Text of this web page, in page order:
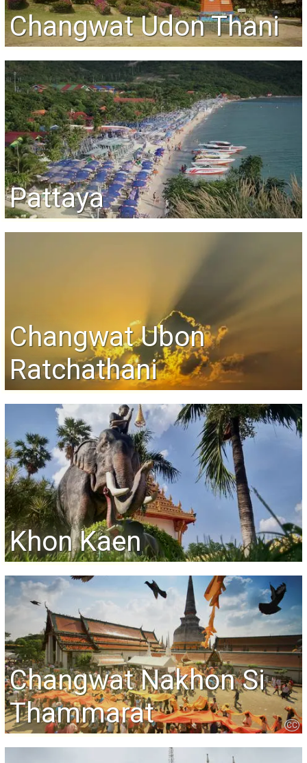
Changwat Udon Thani
Pattaya
Changwat Ubon
Ratchathani
Khon Kaen
Changwat Nakhon Si
Thammarat
CC